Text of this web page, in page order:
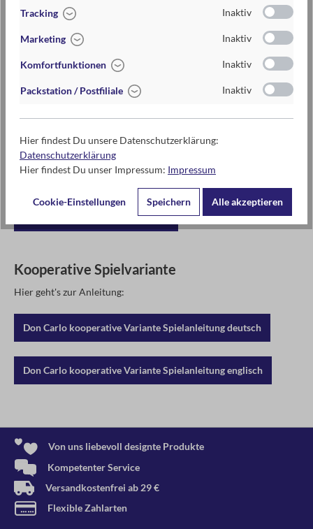
Hier geht's zur Anleitung:
Don Carlo Spielanleitung deutsch
Don Carlo Spielanleitung englisch
Kooperative Spielvariante
Hier geht's zur Anleitung:
Don Carlo kooperative Variante Spielanleitung deutsch
Don Carlo kooperative Variante Spielanleitung englisch
Von uns liebevoll designte Produkte
Kompetenter Service
Versandkostenfrei ab 29 €
Flexible Zahlarten
Tracking Inaktiv
Marketing Inaktiv
Komfortfunktionen Inaktiv
Packstation / Postfiliale Inaktiv
Hier findest Du unsere Datenschutzerklärung:
Datenschutzerklärung
Hier findest Du unser Impressum: Impressum
Cookie-Einstellungen Speichern Alle akzeptieren